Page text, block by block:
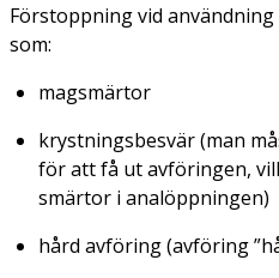
Förstoppning vid
som:
magsmärtor
krystningsbesvär (man
för att få ut avföringen,
smärtor i analöppningen)
hård avföring (avföring